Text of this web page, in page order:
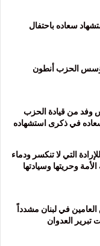
في القومي تحيي الذكرى 77 لاستشهاد سعاده باحتفال
الحزب أنطون
وفد من قيادة الحزب
في ذكرى استشهاده
الانتصار للإرادة التي لا تنكسر ودماء
وحريتها وسيادتها
العامين في لبنان مشدداً
تبرير العدوان